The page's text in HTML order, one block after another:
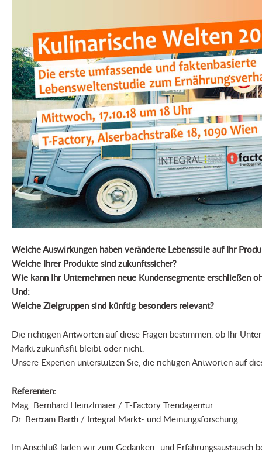
Welche Auswirkungen haben veränderte Lebensstile auf Ihr
Welche Ihrer Produkte sind zukunftssicher?
Wie kann Ihr Unternehmen neue Kundensegmente erschließen
Und:
Welche Zielgruppen sind künftig besonders relevant?
Die richtigen Antworten auf diese Fragen bestimmen, ob Ihr
Markt zukunftsfit bleibt oder nicht.
Unsere Experten unterstützen Sie, die richtigen Antworten auf
Referenten:
Mag. Bernhard Heinzlmaier / T-Factory Trendagentur
Dr. Bertram Barth / Integral Markt- und Meinungsforschung
Im Anschluß laden wir zum Gedanken- und Erfahrungsaustausch